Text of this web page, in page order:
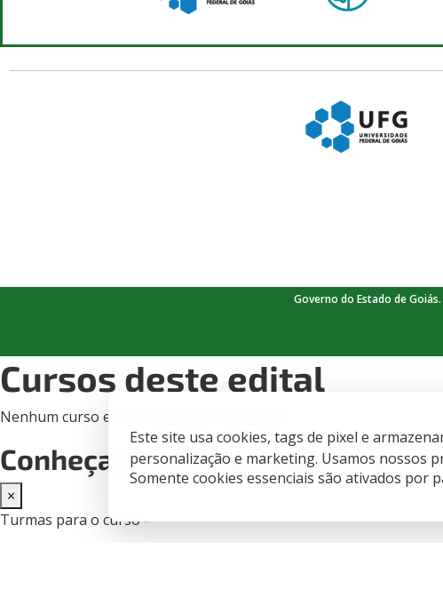
Este site usa cookies, tags de pixel e
personalização e marketing. Usamos nossos
Somente cookies essenciais são ativados por
Governo do Estado de Goiás.
Cursos deste edital
Nenhum curso encontrado para este edital.
Conheça as turmas disponíveis
×
Turmas para o curso -